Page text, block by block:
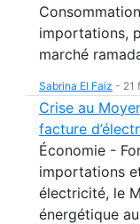
importations,
marché
Sabrina El Faiz - 21
Crise au
facture
Économie -
importations
électricité, le
énergétique